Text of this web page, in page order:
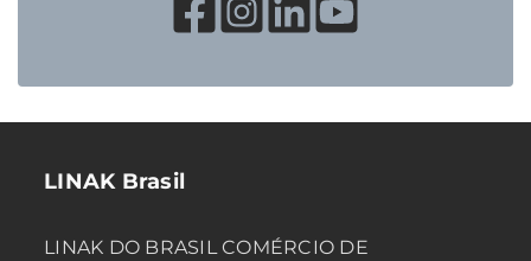
LINAK Brasil
LINAK DO BRASIL COMÉRCIO DE